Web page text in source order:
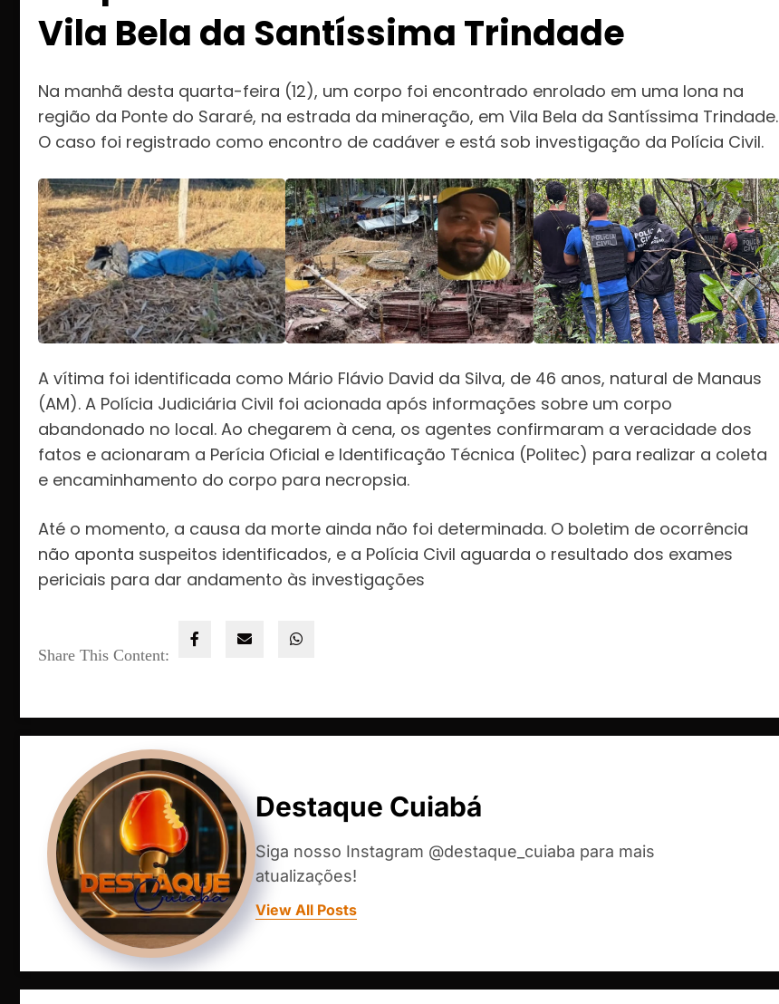
Vila Bela da Santíssima Trindade
Na manhã desta quarta-feira (12), um corpo foi encontrado enrolado em uma lona na
região da Ponte do Sararé, na estrada da mineração, em Vila Bela da Santíssima Trindade.
O caso foi registrado como encontro de cadáver e está sob investigação da Polícia Civil.
A vítima foi identificada como Mário Flávio David da Silva, de 46 anos, natural de Manaus
(AM). A Polícia Judiciária Civil foi acionada após informações sobre um corpo
abandonado no local. Ao chegarem à cena, os agentes confirmaram a veracidade dos
fatos e acionaram a Perícia Oficial e Identificação Técnica (Politec) para realizar a coleta
e encaminhamento do corpo para necropsia.
Até o momento, a causa da morte ainda não foi determinada. O boletim de ocorrência
não aponta suspeitos identificados, e a Polícia Civil aguarda o resultado dos exames
periciais para dar andamento às investigações
Share This Content:
Destaque Cuiabá
Siga nosso Instagram @destaque_cuiaba para mais
atualizações!
View All Posts